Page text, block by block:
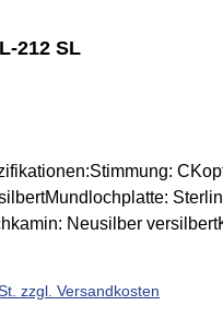
212 SL
Neusilber
zzgl. Versandkosten